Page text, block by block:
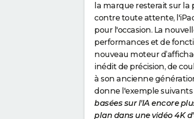
la marque resterait sur la
contre toute attente,
pour l'occasion. La
performances et de
nouveau moteur
inédit de précision, de
à son ancienne
donne l'exemple suivants
basées sur l'IA encore
plan dans une vidéo 4K